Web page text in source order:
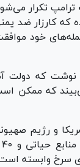
تکرار
که کارزار ضد
خود
نوشت که دولت
که ممکن است
و رژیم
سرخ وابسته